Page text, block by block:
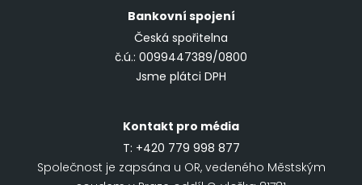
Bankovní spojení
Česká spořitelna
č.ú.: 0099447389/0800
Jsme plátci DPH
Kontakt pro média
T: +420 779 998 877
Společnost je zapsána u OR, vedeného Městským